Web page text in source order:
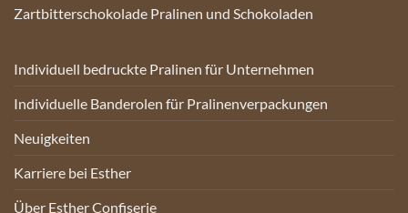
Zartbitterschokolade Pralinen und Schokoladen
Individuell bedruckte Pralinen für Unternehmen
Individuelle Banderolen für Pralinenverpackungen
Neuigkeiten
Karriere bei Esther
Über Esther Confiserie